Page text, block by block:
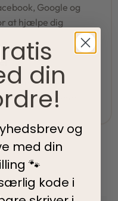
Google og
at hjælpe dig
nyde vores
budgettet.
din
og
med din
🐾
kode i